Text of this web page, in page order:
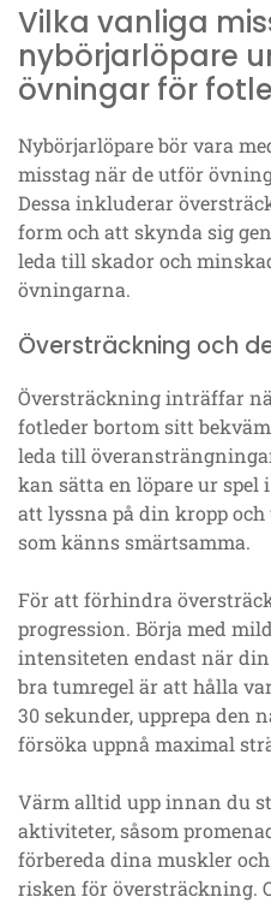
Vilka vanliga
nybörjarlöpare
övningar för
Nybörjarlöpare bör vara
misstag när de utför
Dessa inkluderar
form och att skynda sig
leda till skador och
övningarna.
Översträckning och
Översträckning inträffar
fotleder bortom sitt
leda till
kan sätta en löpare ur spel
att lyssna på din kropp
som känns smärtsamma.
För att förhindra
progression. Börja med
intensiteten endast när
bra tumregel är att hålla
30 sekunder, upprepa den
försöka uppnå maximal
Värm alltid upp innan du
aktiviteter, såsom
förbereda dina muskler
risken för översträckning.